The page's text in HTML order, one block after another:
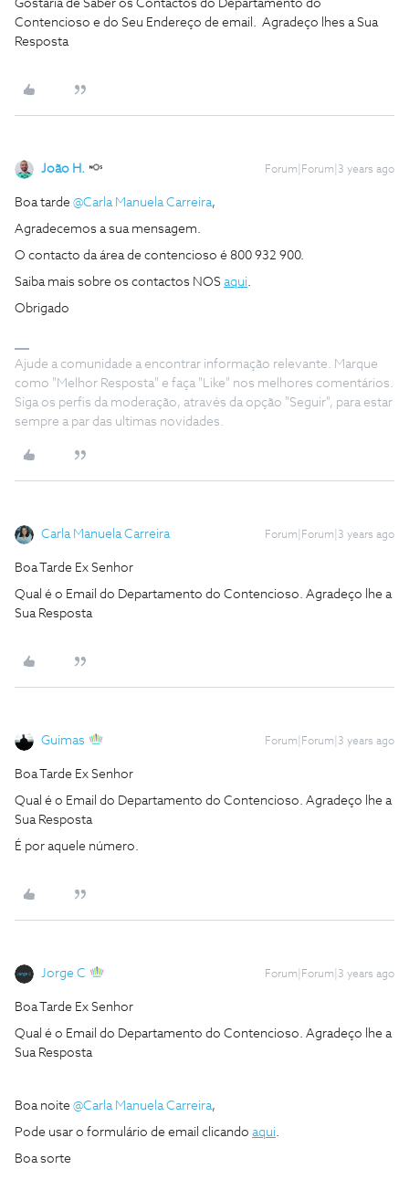
Gostaria de Saber os Contactos do Departamento do
Contencioso e do Seu Endereço de email. Agradeço lhes a Sua
Resposta
João H. Forum|Forum|3 years ago
Boa tarde @Carla Manuela Carreira,
Agradecemos a sua mensagem.
O contacto da área de contencioso é 800 932 900.
Saiba mais sobre os contactos NOS aqui.
Obrigado
Ajude a comunidade a encontrar informação relevante. Marque
como "Melhor Resposta" e faça "Like" nos melhores comentários.
Siga os perfis da moderação, através da opção "Seguir", para estar
sempre a par das ultimas novidades.
Carla Manuela Carreira Forum|Forum|3 years ago
Boa Tarde Ex Senhor
Qual é o Email do Departamento do Contencioso. Agradeço lhe a
Sua Resposta
Guimas Forum|Forum|3 years ago
Boa Tarde Ex Senhor
Qual é o Email do Departamento do Contencioso. Agradeço lhe a
Sua Resposta
É por aquele número.
Jorge C Forum|Forum|3 years ago
Boa Tarde Ex Senhor
Qual é o Email do Departamento do Contencioso. Agradeço lhe a
Sua Resposta
Boa noite @Carla Manuela Carreira,
Pode usar o formulário de email clicando aqui.
Boa sorte